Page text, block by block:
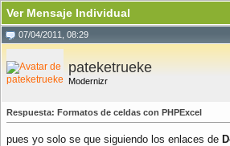
Ver Mensaje Individual
07/04/2011, 08:29
pateketrueke
Modernizr
Respuesta: Formatos de celdas con PHPExcel
pues yo solo se que siguiendo los enlaces de